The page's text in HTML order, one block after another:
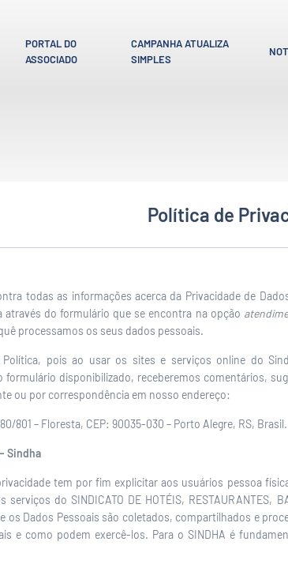
PORTAL DO
ASSOCIADO
CAMPANHA ATUALIZA
SIMPLES
Política de
todas as informações acerca da Privacidade de
através do formulário que se encontra na opção
processamos os seus dados pessoais.
Política, pois ao usar os sites e serviços online do
formulário disponibilizado, receberemos comentários,
ou por correspondência em nosso endereço:
801 – Floresta, CEP: 90035-030 – Porto Alegre, RS, Brasil.
Sindha
tem por fim explicitar aos usuários pessoa
do SINDICATO DE HOTÉIS, RESTAURANTES,
os Dados Pessoais são coletados, compartilhados e
e como podem exercê-los. Para o SINDHA é